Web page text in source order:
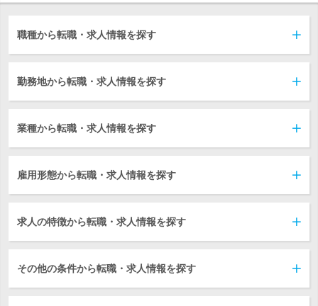
職種から転職・求人情報を探す
勤務地から転職・求人情報を探す
業種から転職・求人情報を探す
雇用形態から転職・求人情報を探す
求人の特徴から転職・求人情報を探す
その他の条件から転職・求人情報を探す